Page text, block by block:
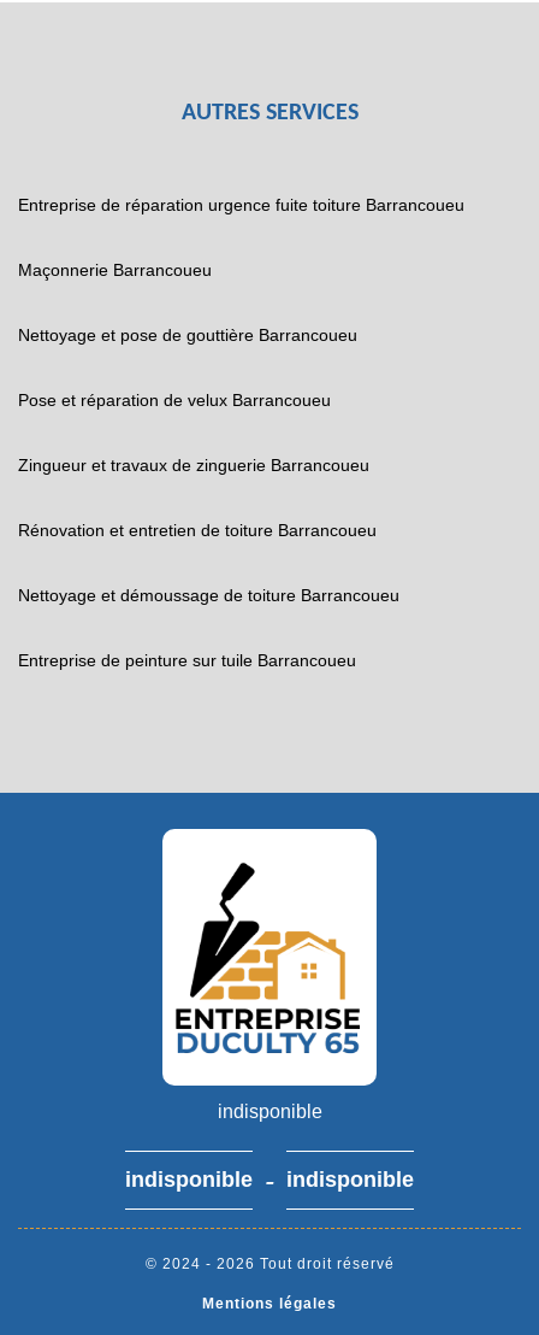
AUTRES SERVICES
Entreprise de réparation urgence fuite toiture Barrancoueu
Maçonnerie Barrancoueu
Nettoyage et pose de gouttière Barrancoueu
Pose et réparation de velux Barrancoueu
Zingueur et travaux de zinguerie Barrancoueu
Rénovation et entretien de toiture Barrancoueu
Nettoyage et démoussage de toiture Barrancoueu
Entreprise de peinture sur tuile Barrancoueu
indisponible
indisponible - indisponible
© 2024 - 2026 Tout droit réservé
Mentions légales